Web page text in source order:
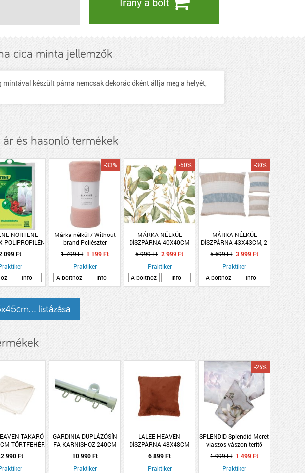
cica minta jellemzők
készült párna nemcsak dekorációként állja meg a helyét,
és hasonló termékek
NORTENE
POLIPROPILÉN
SZÖVET 0,6X10
M
099 Ft
Info
Márka nélkül / Without
brand Poliészter
160x130cm pléd 4-féle
színben
-33%
1 799 Ft 1 199 Ft
Praktiker
A bolthoz
Info
MÁRKA NÉLKÜL
DÍSZPÁRNA 40X40CM
LEVELES
-50%
5 999 Ft 2 999 Ft
Praktiker
A bolthoz
Info
MÁRKA NÉLKÜL
DÍSZPÁRNA 43X43CM, 2
FÉLE
-30%
5 699 Ft 3 999 Ft
Praktiker
A bolthoz
Info
listázása
TAKARÓ
TÖRTFEHÉR
990 Ft
GARDINIA DUPLÁZÓSÍN
FA KARNISHOZ 240CM
10 990 Ft
Praktiker
LALEE HEAVEN
DÍSZPÁRNA 48X48CM
TERRA
6 899 Ft
Praktiker
SPLENDID Splendid Moret
viaszos vászon terítő
90x140cm virág mintás
PVC
-25%
1 999 Ft 1 499 Ft
Praktiker